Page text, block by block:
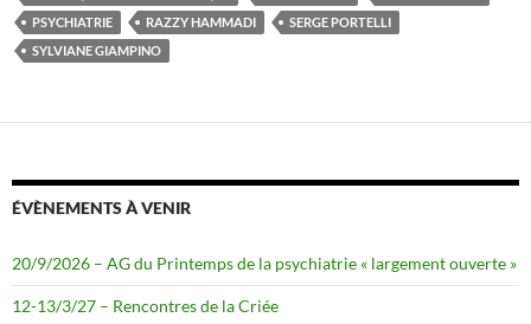
PSYCHIATRIE
RAZZY HAMMADI
SERGE PORTELLI
SYLVIANE GIAMPINO
ÉVÈNEMENTS À VENIR
20/9/2026 – AG du Printemps de la psychiatrie « largement ouverte »
12-13/3/27 – Rencontres de la Criée